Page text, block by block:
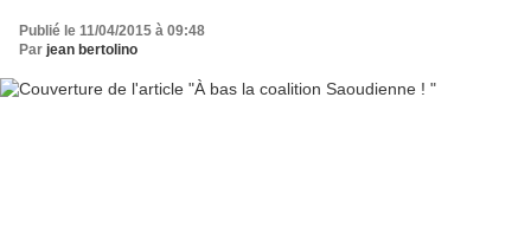
Publié le 11/04/2015 à 09:48
Par jean bertolino